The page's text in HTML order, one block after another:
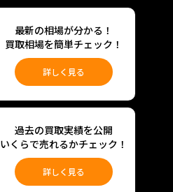
最新の相場が分かる！
買取相場を簡単チェック！
詳しく見る
過去の買取実績を公開
いくらで売れるかチェック！
詳しく見る